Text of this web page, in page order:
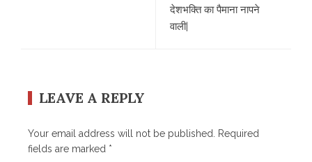
देशभक्ति का पैमाना नापने
वाली|
LEAVE A REPLY
Your email address will not be published.
Required
fields are marked *